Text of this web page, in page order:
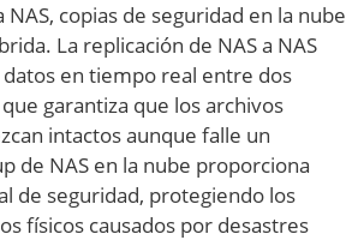
NAS, copias de seguridad en la nube
La replicación de NAS a NAS
en tiempo real entre dos
garantiza que los archivos
intactos aunque falle un
de NAS en la nube proporciona
de seguridad, protegiendo los
físicos causados por desastres